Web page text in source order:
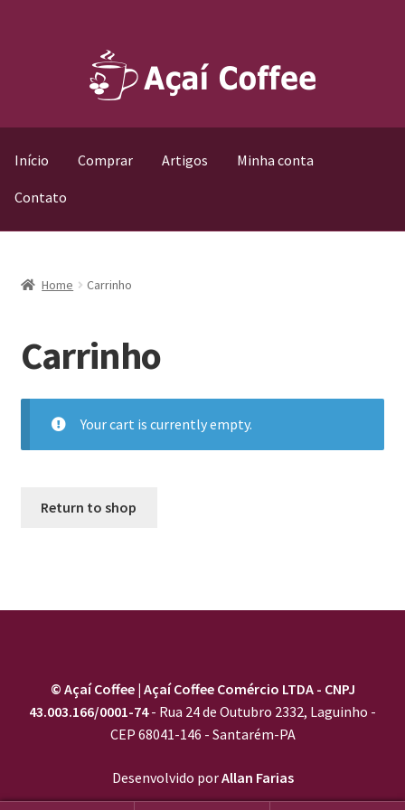
navegação
o
Início Comprar Artigos Minha conta
Contato
Home Carrinho
Carrinho
Your cart is currently empty.
Return to shop
© Açaí Coffee | Açaí Coffee Comércio LTDA - CNPJ
43.003.166/0001-74- Rua 24 de Outubro 2332, Laguinho -
CEP 68041-146 - Santarém-PA
Desenvolvido porAllan Farias